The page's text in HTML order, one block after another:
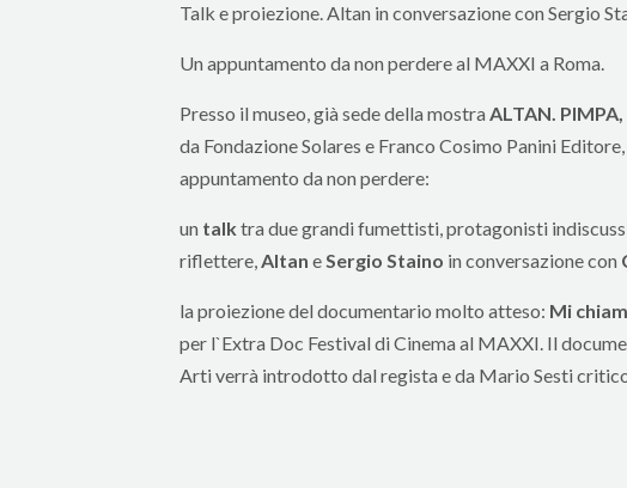
Talk e proiezione. Altan in conversazione con Sergio
Un appuntamento da non perdere al MAXXI a Roma.
Presso il museo, già sede della mostra ALTAN. PIMPA,
da Fondazione Solares e Franco Cosimo Panini
appuntamento da non perdere:
un talk tra due grandi fumettisti, protagonisti
riflettere,Altan eSergio Staino in conversazione con
la proiezione del documentario molto atteso: Mi
per l`Extra Doc Festival di Cinema al MAXXI. Il
Arti verrà introdotto dal regista e da Mario Sesti